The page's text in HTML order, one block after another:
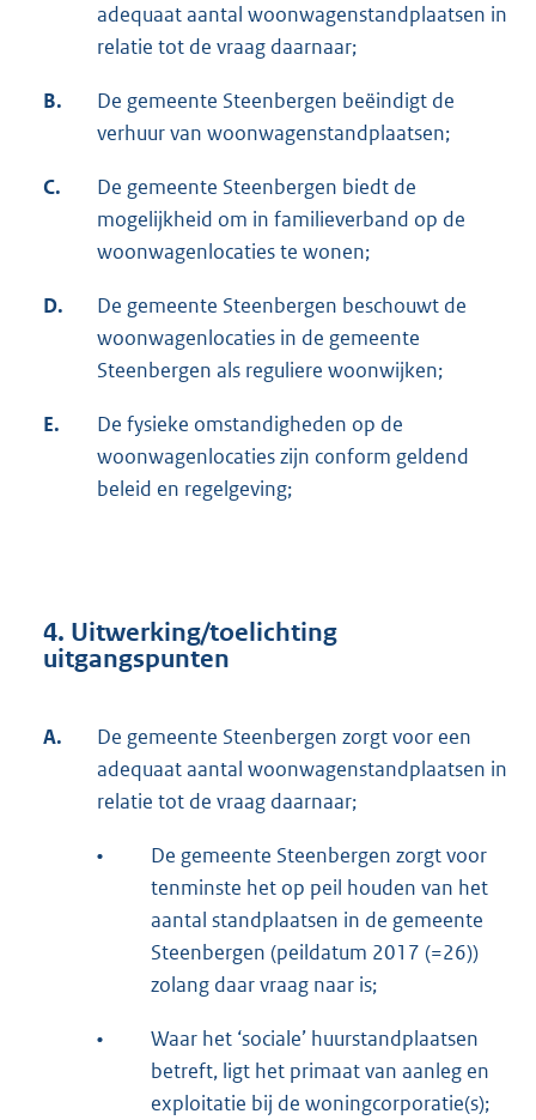
adequaat aantal woonwagenstandplaatsen in
relatie tot de vraag daarnaar;
B.
De gemeente Steenbergen beëindigt de
verhuur van woonwagenstandplaatsen;
C.
De gemeente Steenbergen biedt de
mogelijkheid om in familieverband op de
woonwagenlocaties te wonen;
D.
De gemeente Steenbergen beschouwt de
woonwagenlocaties in de gemeente
Steenbergen als reguliere woonwijken;
E.
De fysieke omstandigheden op de
woonwagenlocaties zijn conform geldend
beleid en regelgeving;
4. Uitwerking/toelichting
uitgangspunten
A.
De gemeente Steenbergen zorgt voor een
adequaat aantal woonwagenstandplaatsen in
relatie tot de vraag daarnaar;
•
De gemeente Steenbergen zorgt voor
tenminste het op peil houden van het
aantal standplaatsen in de gemeente
Steenbergen (peildatum 2017 (=26))
zolang daar vraag naar is;
•
Waar het ‘sociale’ huurstandplaatsen
betreft, ligt het primaat van aanleg en
exploitatie bij de woningcorporatie(s);